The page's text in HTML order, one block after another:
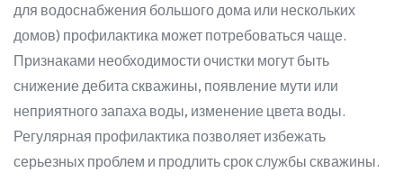
для водоснабжения большого дома или нескольких
домов) профилактика может потребоваться чаще.
Признаками необходимости очистки могут быть
снижение дебита скважины, появление мути или
неприятного запаха воды, изменение цвета воды.
Регулярная профилактика позволяет избежать
серьезных проблем и продлить срок службы скважины.